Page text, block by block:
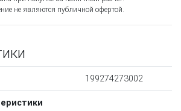
не являются публичной офертой.
199274273002